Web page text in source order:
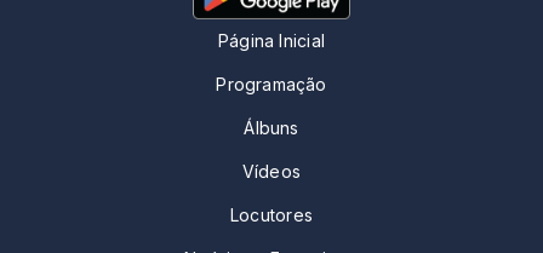
Página Inicial
Programação
Álbuns
Vídeos
Locutores